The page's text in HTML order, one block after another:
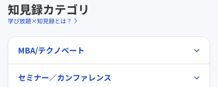
知見録カテゴリ
学び放題×知見録とは？
MBA/テクノベート
セミナー／カンファレンス